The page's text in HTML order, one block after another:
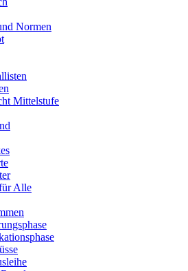
Normen
Mittelstufe
Alle